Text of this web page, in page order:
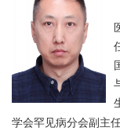
学会罕见病分会副主